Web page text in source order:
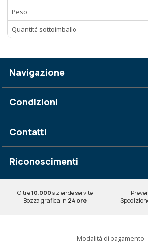
Peso
Quantità sottoimballo
Navigazione
Condizioni
Contatti
Riconoscimenti
Oltre10.000aziende servite
Bozza grafica in 24 ore
Modalità di pagamento